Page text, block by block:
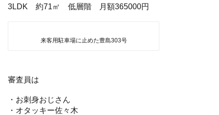
3LDK 約71㎡ 低層階 月額365000円
来客用駐車場に止めた豊島303号
審査員は
・お刺身おじさん
・オタッキー佐々木